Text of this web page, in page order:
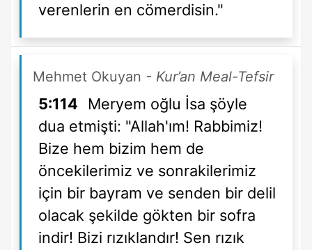
verenlerin en cömerdisin."
Mehmet Okuyan - Kur’an Meal-Tefsir
5:114
Meryem oğlu İsa şöyle
dua etmişti: "Allah'ım! Rabbimiz!
Bize hem bizim hem de
öncekilerimiz ve sonrakilerimiz
için bir bayram ve senden bir delil
olacak şekilde gökten bir sofra
indir! Bizi rızıklandır! Sen rızık